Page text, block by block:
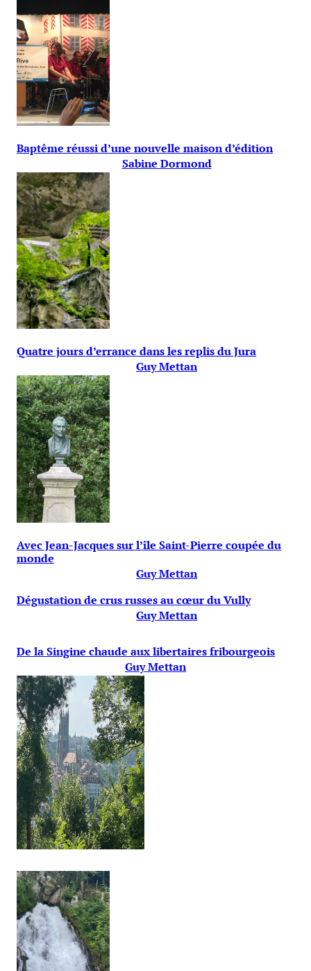
Baptême réussi d’une nouvelle maison d’édition
Sabine Dormond
Quatre jours d’errance dans les replis du Jura
Guy Mettan
Avec Jean-Jacques sur l’île Saint-Pierre coupée du
monde
Guy Mettan
Dégustation de crus russes au cœur du Vully
Guy Mettan
De la Singine chaude aux libertaires fribourgeois
Guy Mettan